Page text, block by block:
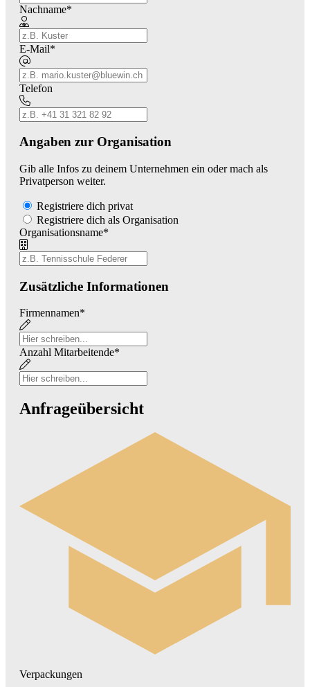
Nachname*
E-Mail*
Telefon
Angaben zur Organisation
Gib alle Infos zu deinem Unternehmen ein oder mach als
Privatperson weiter.
Registriere dich privat
Registriere dich als Organisation
Organisationsname*
Zusätzliche Informationen
Firmennamen*
Anzahl Mitarbeitende*
Anfrageübersicht
Verpackungen